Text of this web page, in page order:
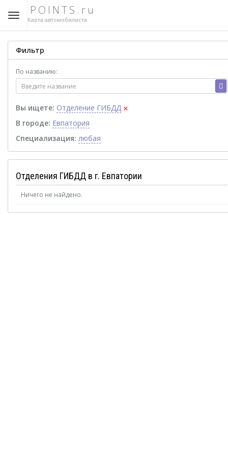
POINTS.ru
Карта автомобилиста
Фильтр
По названию:
Вы ищете: Отделение ГИБДД ×
В городе: Евпатория
Специализация: любая
Отделения ГИБДД в г. Евпатории
Ничего не найдено.